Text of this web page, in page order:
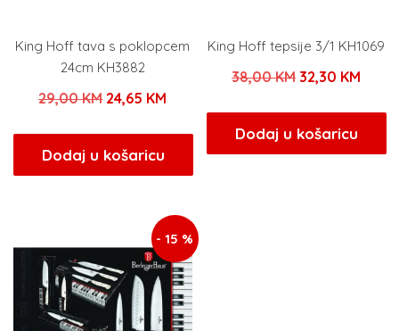
King Hoff tava s poklopcem
24cm KH3882
29,00KM Izvorna
bila
je:
24,65 KM
24,65 KM.
Dodaj u košaricu
King Hoff tepsije 3/1 KH1069
38,00KM Izvorna
bila
je:
32,30 KM
Dodaj u košaricu
- 15 %